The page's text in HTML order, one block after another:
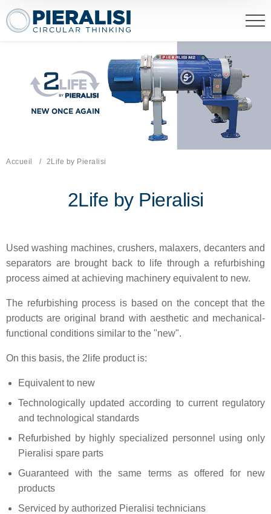
Pieralisi Maip Spa
Accueil Page actuelle:
2Life by Pieralisi
2Life by Pieralisi
Used washing machines, crushers, malaxers, decanters and
separators are brought back to life through a refurbishing
process aimed at achieving machinery equivalent to new.
The refurbishing process is based on the concept that the
products are original brand with aesthetic and mechanical-
functional conditions similar to the "new".
On this basis, the 2life product is:
Equivalent to new
Technologically updated according to current regulatory
and technological standards
Refurbished by highly specialized personnel using only
Pieralisi spare parts
Guaranteed with the same terms as offered for new
products
Serviced by authorized Pieralisi technicians